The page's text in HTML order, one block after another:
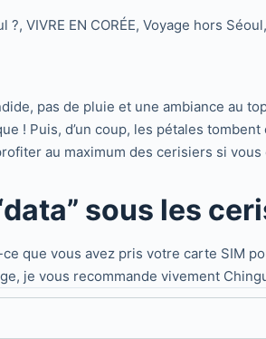
?, VIVRE EN CORÉE, Voyage hors Séoul,
pas de pluie et une ambiance au
! Puis, d’un coup, les pétales
au maximum des cerisiers si
sous les
que vous avez pris votre carte SIM
je vous recommande vivement